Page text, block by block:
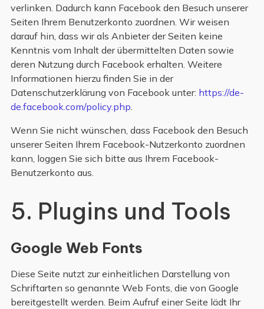
verlinken. Dadurch kann Facebook den Besuch unserer
Seiten Ihrem Benutzerkonto zuordnen. Wir weisen
darauf hin, dass wir als Anbieter der Seiten keine
Kenntnis vom Inhalt der übermittelten Daten sowie
deren Nutzung durch Facebook erhalten. Weitere
Informationen hierzu finden Sie in der
Datenschutzerklärung von Facebook unter: https://de-
de.facebook.com/policy.php
Wenn Sie nicht wünschen, dass Facebook den Besuch
unserer Seiten Ihrem Facebook-Nutzerkonto zuordnen
kann, loggen Sie sich bitte aus Ihrem Facebook-
Benutzerkonto aus.
5. Plugins und Tools
Google Web Fonts
Diese Seite nutzt zur einheitlichen Darstellung von
Schriftarten so genannte Web Fonts, die von Google
bereitgestellt werden. Beim Aufruf einer Seite lädt Ihr